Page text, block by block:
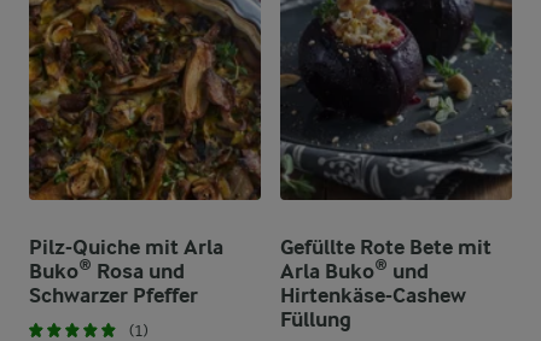
Pilz-Quiche mit Arla
Buko® Rosa und
Schwarzer Pfeffer
(1)
Gefüllte Rote Bete mit
Arla Buko® und
Hirtenkäse-Cashew
Füllung